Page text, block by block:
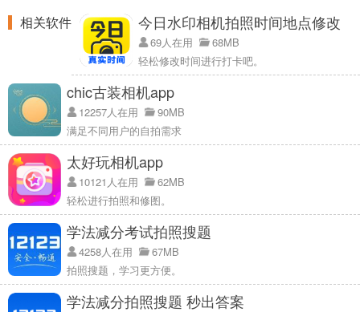
相关软件 今日水印相机拍照时间地点修改
69人在用
68MB
轻松修改时间进行打卡吧。
chic古装相机app
12257人在用
90MB
满足不同用户的自拍需求
太好玩相机app
10121人在用
62MB
轻松进行拍照和修图。
学法减分考试拍照搜题
4258人在用
67MB
拍照搜题，学习更方便。
学法减分拍照搜题 秒出答案